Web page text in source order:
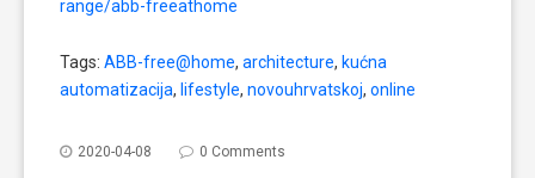
range/abb-freeathome
Tags: ABB-free@home, architecture, kućna
automatizacija, lifestyle, novouhrvatskoj, online
2020-04-08 0 Comments